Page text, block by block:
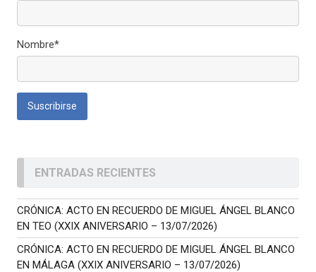
Nombre*
ENTRADAS RECIENTES
CRÓNICA: ACTO EN RECUERDO DE MIGUEL ÁNGEL BLANCO
EN TEO (XXIX ANIVERSARIO – 13/07/2026)
CRÓNICA: ACTO EN RECUERDO DE MIGUEL ÁNGEL BLANCO
EN MÁLAGA (XXIX ANIVERSARIO – 13/07/2026)